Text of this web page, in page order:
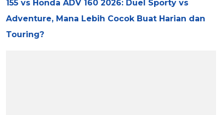
155 vs Honda ADV 160 2026: Duel Sporty vs
Adventure, Mana Lebih Cocok Buat Harian dan
Touring?